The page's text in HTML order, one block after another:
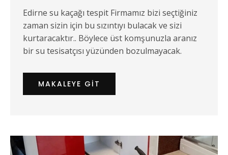
Edirne su kaçağı tespit Firmamız bizi seçtiğiniz
zaman sizin için bu sızıntıyı bulacak ve sizi
kurtaracaktır.. Böylece üst komşunuzla aranız
bir su tesisatçısı yüzünden bozulmayacak.
MAKALEYE GIT